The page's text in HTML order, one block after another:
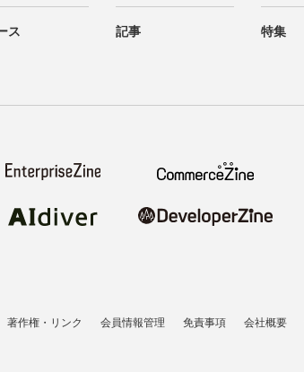
ス 記事 特集
著作権・リンク 会員情報管理 免責事項 会社概要